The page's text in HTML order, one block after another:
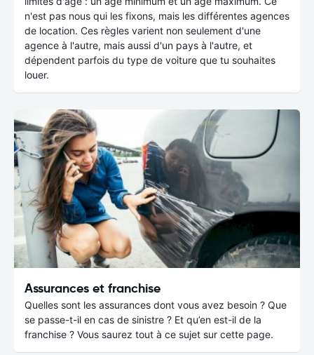
n'est pas nous qui les fixons, mais les différentes agences
de location. Ces règles varient non seulement d'une
agence à l'autre, mais aussi d'un pays à l'autre, et
dépendent parfois du type de voiture que tu souhaites
louer.
Assurances et franchise
Quelles sont les assurances dont vous avez besoin ? Que
se passe-t-il en cas de sinistre ? Et qu’en est-il de la
franchise ? Vous saurez tout à ce sujet sur cette page.